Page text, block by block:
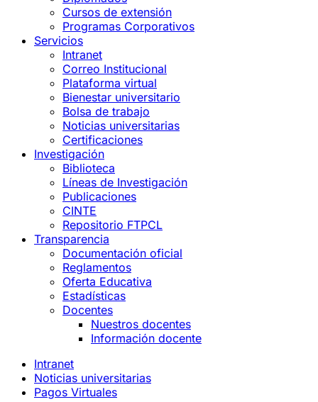
Cursos de extensión
Programas Corporativos
Servicios
Intranet
Correo Institucional
Plataforma virtual
Bienestar universitario
Bolsa de trabajo
Noticias universitarias
Certificaciones
Investigación
Biblioteca
Líneas de Investigación
Publicaciones
CINTE
Repositorio FTPCL
Transparencia
Documentación oficial
Reglamentos
Oferta Educativa
Estadísticas
Docentes
Nuestros docentes
Información docente
Intranet
Noticias universitarias
Pagos Virtuales